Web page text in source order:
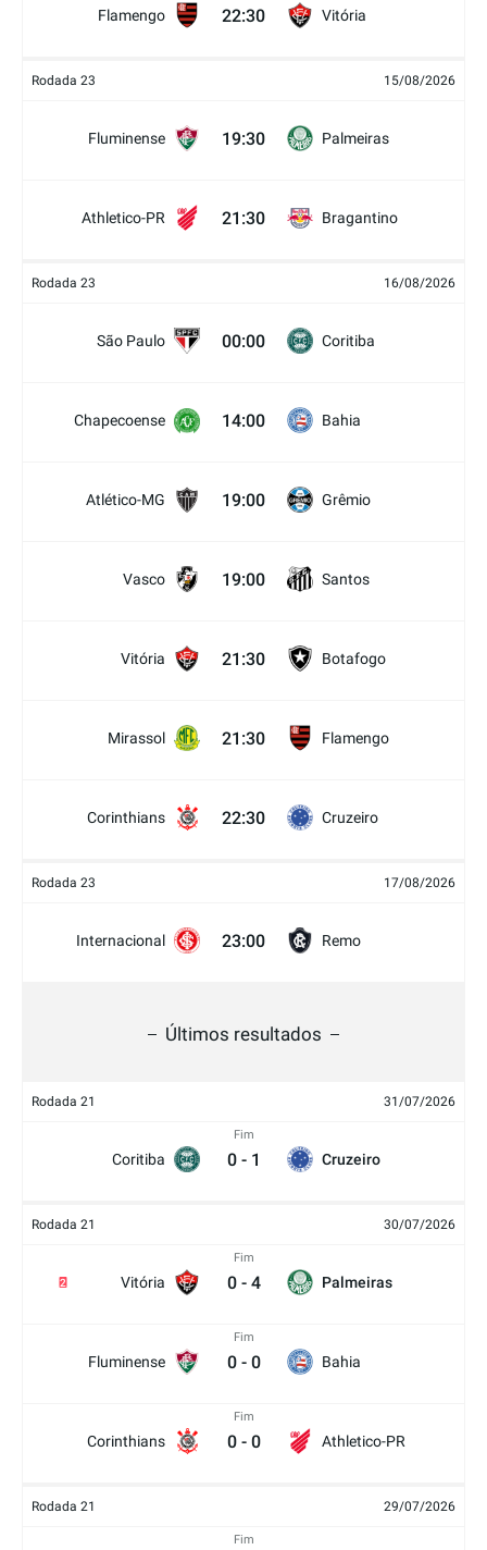
Flamengo 22:30 Vitória
Rodada 23 15/08/2026
Fluminense 19:30 Palmeiras
Athletico-PR 21:30 Bragantino
Rodada 23 16/08/2026
São Paulo 00:00 Coritiba
Chapecoense 14:00 Bahia
Atlético-MG 19:00 Grêmio
Vasco 19:00 Santos
Vitória 21:30 Botafogo
Mirassol 21:30 Flamengo
Corinthians 22:30 Cruzeiro
Rodada 23 17/08/2026
Internacional 23:00 Remo
Últimos resultados
Rodada 21 31/07/2026
Coritiba
Fim
0 - 1 Cruzeiro
Rodada 21 30/07/2026
Vitória
2
Fim
0 - 4 Palmeiras
Fluminense
Fim
0 - 0 Bahia
Corinthians
Fim
0 - 0 Athletico-PR
Rodada 21 29/07/2026
Fim